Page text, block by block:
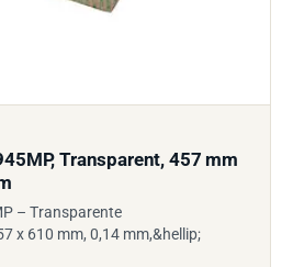
Transparent, 457 mm
– Transparente
x 610 mm, 0,14 mm,&hellip;